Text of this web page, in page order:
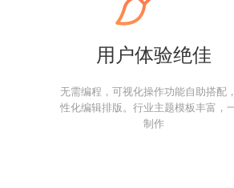
用户体验绝佳
无需编程，可视化操作功能自助搭配
性化编辑排版。行业主题模板丰富，
制作